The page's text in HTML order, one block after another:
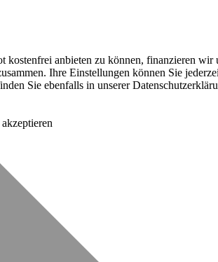
kostenfrei anbieten zu können, finanzieren
Ihre Einstellungen können Sie
Sie ebenfalls in unserer